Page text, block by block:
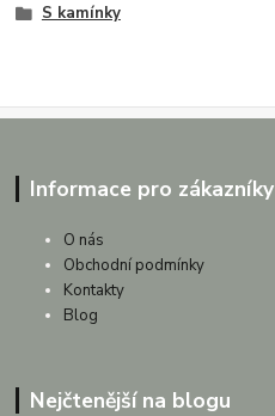
S kamínky
Informace pro zákazníky
O nás
Obchodní podmínky
Kontakty
Blog
Nejčtenější na blogu